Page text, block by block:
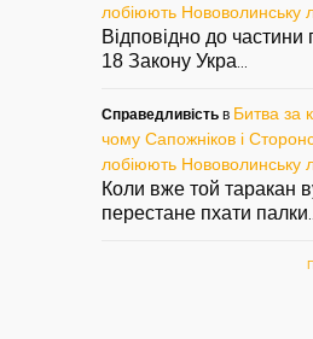
лобіюють Нововолинську
Відповідно до частини
18 Закону Укра
Справедливість в Битва за
чому Сапожніков і
лобіюють Нововолинську
Коли вже той таракан
перестане пхати палки